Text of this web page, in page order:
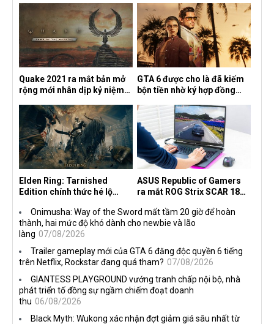
Quake 2021 ra mắt bản mở
rộng mới nhân dịp kỷ niệm
the Machine
GTA 6 được cho là đã kiếm
bộn tiền nhờ ký hợp đồng
Elden Ring: Tarnished
Edition chính thức hé lộ
ASUS Republic of Gamers
ra mắt ROG Strix SCAR 18
Onimusha: Way of the Sword mất tầm 20 giờ để hoàn
thành, hai mức độ khó dành cho newbie và lão
làng 07/08/2026
Trailer gameplay mới của GTA 6 đăng độc quyền 6 tiếng
trên Netflix, Rockstar đang quá tham? 07/08/2026
GIANTESS PLAYGROUND vướng tranh chấp nội bộ, nhà
phát triển tố đồng sự ngầm chiếm đoạt doanh
thu 06/08/2026
Black Myth: Wukong xác nhận đợt giảm giá sâu nhất từ